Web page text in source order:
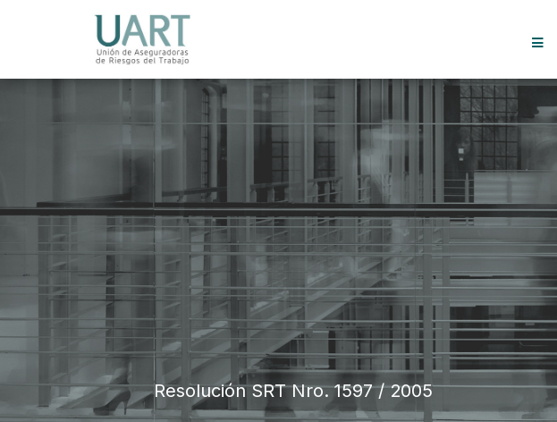
Resolución SRT Nro. 1597 / 2005